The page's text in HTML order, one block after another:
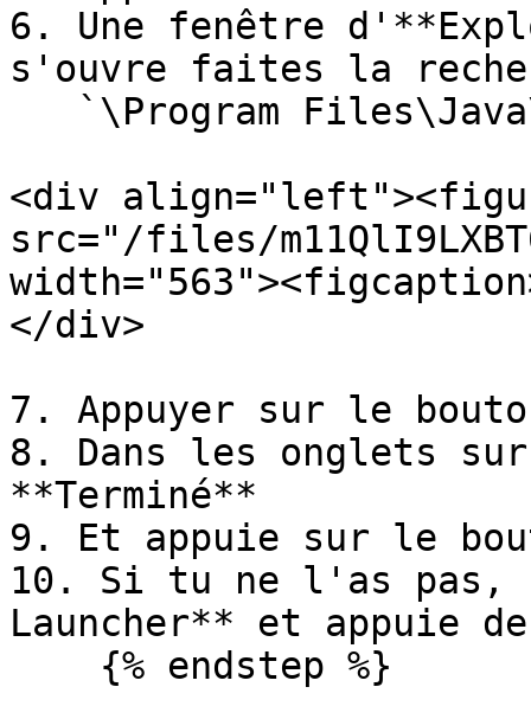
6. Une fenêtre
s'ouvre faites la
<div
src="/files/
</div>
7. Appuyer sur le
8. Dans les onglets
**Terminé**
9. Et appuie sur le
10. Si tu ne l'as pas,
Launcher** et appuie